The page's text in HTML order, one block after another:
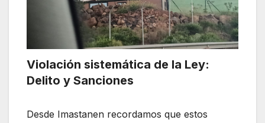
Violación sistemática de la Ley:
Delito y Sanciones
Desde Imastanen recordamos que estos